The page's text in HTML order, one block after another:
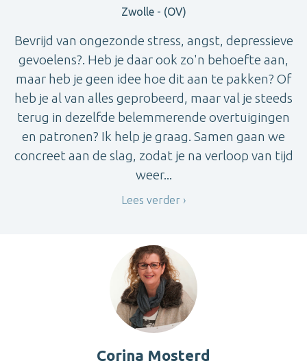
Zwolle - (OV)
Bevrijd van ongezonde stress, angst, depressieve
gevoelens?. Heb je daar ook zo'n behoefte aan,
maar heb je geen idee hoe dit aan te pakken? Of
heb je al van alles geprobeerd, maar val je steeds
terug in dezelfde belemmerende overtuigingen
en patronen? Ik help je graag. Samen gaan we
concreet aan de slag, zodat je na verloop van tijd
weer...
Lees verder
Corina Mosterd